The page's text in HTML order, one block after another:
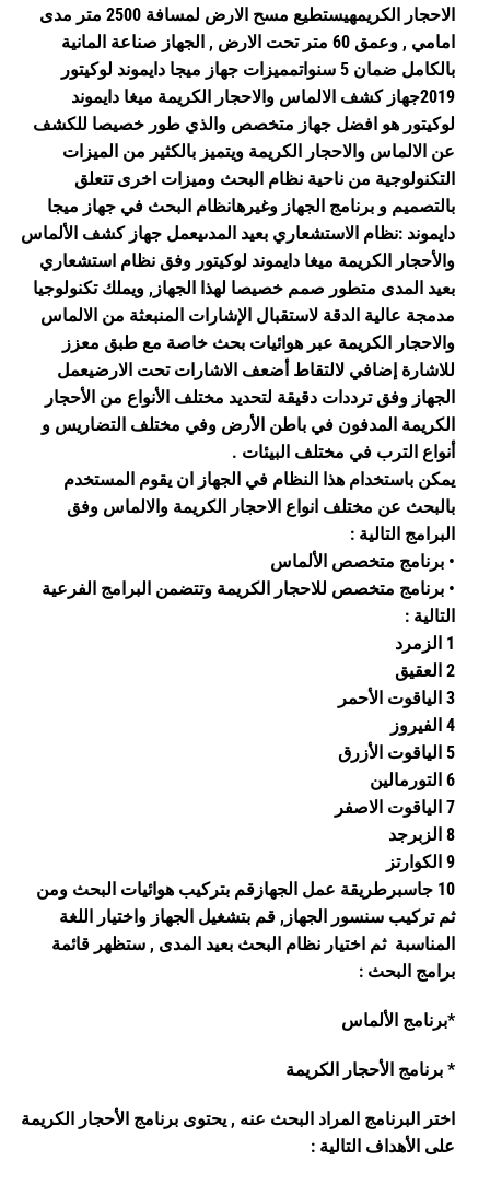
الاحجار الكريمهيستطيع مسح الارض لمسافة 2500 متر مدى
امامي , وعمق 60 متر تحت الارض , الجهاز صناعة المانية
بالكامل ضمان 5 سنواتمميزات جهاز ميجا دايموند لوكيتور
2019جهاز كشف الالماس والاحجار الكريمة ميغا دايموند
لوكيتور هو افضل جهاز متخصص والذي طور خصيصا للكشف
عن الالماس والاحجار الكريمة ويتميز بالكثير من الميزات
التكنولوجية من ناحية نظام البحث وميزات اخرى تتعلق
بالتصميم و برنامج الجهاز وغيرهانظام البحث في جهاز ميجا
دايموند :نظام الاستشعاري بعيد المدىيعمل جهاز كشف الألماس
والأحجار الكريمة ميغا دايموند لوكيتور وفق نظام استشعاري
بعيد المدى متطور صمم خصيصا لهذا الجهاز, ويملك تكنولوجيا
مدمجة عالية الدقة لاستقبال الإشارات المنبعثة من الالماس
والاحجار الكريمة عبر هوائيات بحث خاصة مع طبق معزز
للاشارة إضافي لالتقاط أضعف الاشارات تحت الارضيعمل
الجهاز وفق ترددات دقيقة لتحديد مختلف الأنواع من الأحجار
الكريمة المدفون في باطن الأرض وفي مختلف التضاريس و
أنواع الترب في مختلف البيئات .
يمكن باستخدام هذا النظام في الجهاز ان يقوم المستخدم
بالبحث عن مختلف انواع الاحجار الكريمة والالماس وفق
البرامج التالية :
• برنامج متخصص الألماس
• برنامج متخصص للاحجار الكريمة وتتضمن البرامج الفرعية
التالية :
1 الزمرد
2 العقيق
3 الياقوت الأحمر
4 الفيروز
5 الياقوت الأزرق
6 التورمالين
7 الياقوت الاصفر
8 الزبرجد
9 الكوارتز
10 جاسبرطريقة عمل الجهازقم بتركيب هوائيات البحث ومن
ثم تركيب سنسور الجهاز, قم بتشغيل الجهاز واختيار اللغة
المناسبة ثم اختيار نظام البحث بعيد المدى , ستظهر قائمة
برامج البحث :
*برنامج الألماس
* برنامج الأحجار الكريمة
اختر البرنامج المراد البحث عنه , يحتوى برنامج الأحجار الكريمة
على الأهداف التالية :